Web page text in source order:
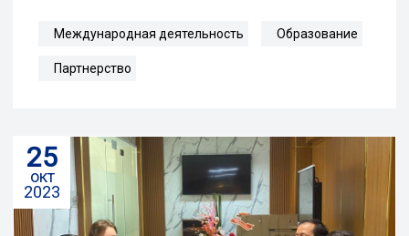
Международная деятельность Образование
Партнерство
25
окт
2023